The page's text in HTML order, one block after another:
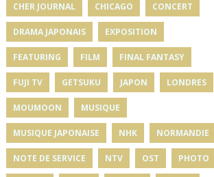
CHER JOURNAL CHICAGO CONCERT
DRAMA JAPONAIS EXPOSITION
FEATURING FILM FINAL FANTASY
FUJI TV GETSUKU JAPON LONDRES
MOUMOON MUSIQUE
MUSIQUE JAPONAISE NHK NORMANDIE
NOTE DE SERVICE NTV OST PHOTO